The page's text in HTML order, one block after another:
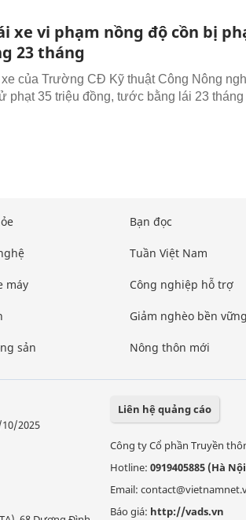
xe vi phạm nồng độ cồn bị
23 tháng
của Trường CĐ Kỹ thuật Công Nông
phạt 35 triệu đồng, tước bằng lái 23 tháng
máy
sản
Bạn đọc
Tuần Việt Nam
Công nghiệp hỗ trợ
Giảm nghèo bền vững
Nông thôn mới
10/2025
Liên hệ quảng cáo
Công ty Cổ phần Truyền
Hotline: 0919405885 (Hà
Email:
Báo giá: http://vads.vn